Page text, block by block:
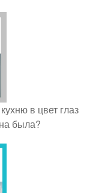
в цвет глаз
была?